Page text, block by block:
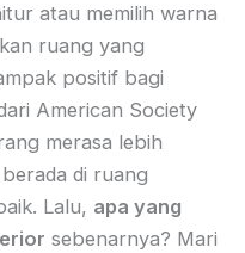
atau memilih warna
ruang yang
positif bagi
American Society
merasa lebih
di ruang
Lalu, apa yang
sebenarnya? Mari